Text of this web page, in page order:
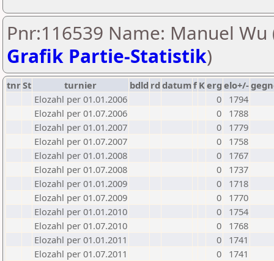
Pnr:116539 Name: Manuel Wu
Grafik Partie-Statistik)
tnrSt turnier bdld rd datumf Kerg elo+/-
Elozahl per 01.01.2006
0
1794
Elozahl per 01.07.2006
0
1788
Elozahl per 01.01.2007
0
1779
Elozahl per 01.07.2007
0
1758
Elozahl per 01.01.2008
0
1767
Elozahl per 01.07.2008
0
1737
Elozahl per 01.01.2009
0
1718
Elozahl per 01.07.2009
0
1770
Elozahl per 01.01.2010
0
1754
Elozahl per 01.07.2010
0
1768
Elozahl per 01.01.2011
0
1741
Elozahl per 01.07.2011
0
1741